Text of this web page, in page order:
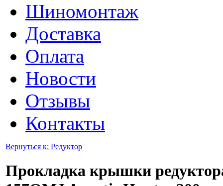
Шиномонтаж
Доставка
Оплата
Новости
Отзывы
Контакты
Вернуться к: Редуктор
Прокладка крышки